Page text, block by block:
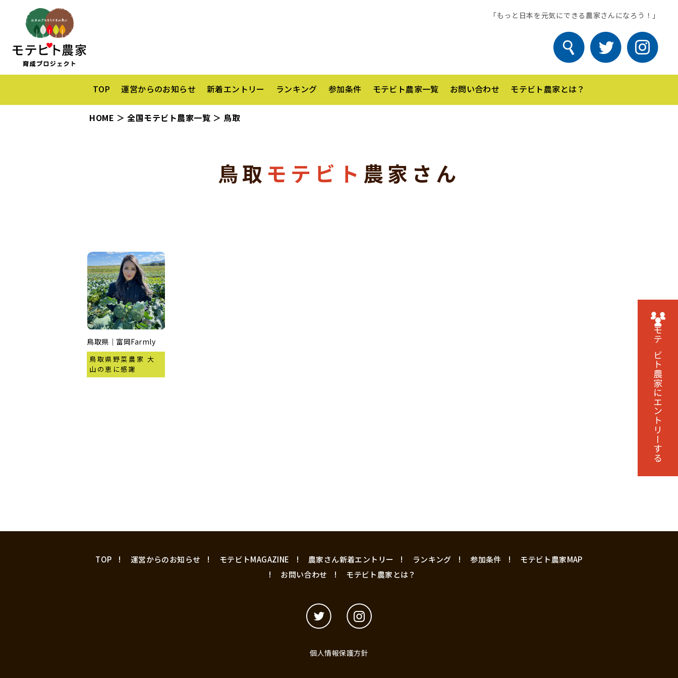
「もっと日本を元気にできる農家さんになろう！」
TOP 運営からのお知らせ 新着エントリー ランキング 参加条件 モテビト農家一覧 お問い合わせ モテビト農家とは？
HOME 全国モテビト農家一覧 鳥取
鳥取 モテビト 農家さん
鳥取県｜富岡Farmly
鳥取県野菜農家 大
山の恵に感謝
TOP 運営からのお知らせ モテビトMAGAZINE 農家さん新着エントリー ランキング 参加条件
モテビト農家MAP
お問い合わせ
モテビト農家とは？
個人情報保護方針
モテビト農家に
エントリーする